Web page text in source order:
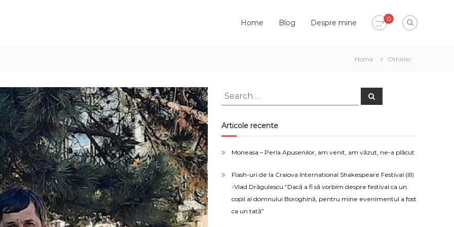
Home Blog Despre mine 0
Home Othello
Search
for:
Search
Articole recente
Moneasa – Perla Apusenilor, am venit, am văzut, ne-a plăcut
Flash-uri de la Craiova International Shakespeare Festival (III)
-Vlad Drăgulescu “Dacă a fi să vorbim despre festival ca un
copil al domnului Boroghină, pentru mine evenimentul a fost
ca un tată”